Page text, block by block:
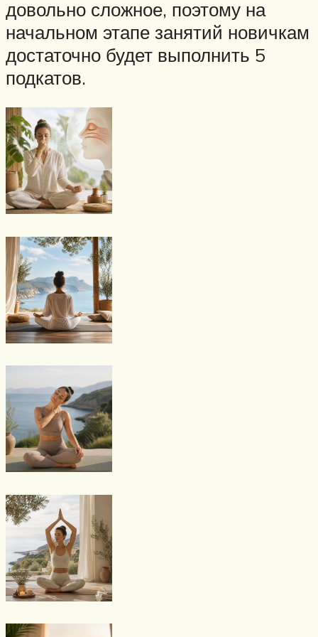
довольно сложное, поэтому на
начальном этапе занятий новичкам
достаточно будет выполнить 5
подкатов.